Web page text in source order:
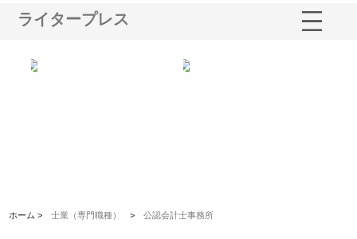
ライタープレス
ホーム >士業（専門職種） >公認会計士事務所